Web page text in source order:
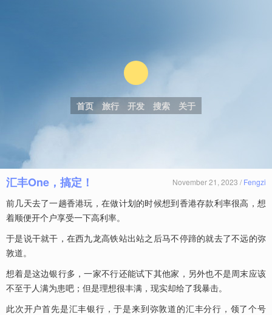
首页 旅行 开发 搜索 关于
汇丰One，搞定！ November 21, 2023 / Fengzi
前几天去了一趟香港玩，在做计划的时候想到香港存款利率很高，想
着顺便开个户享受一下高利率。
于是说干就干，在西九龙高铁站出站之后马不停蹄的就去了不远的弥
敦道。
想着是这边银行多，一家不行还能试下其他家，另外也不是周末应该
不至于人满为患吧；但是理想很丰满，现实却给了我暴击。
此次开户首先是汇丰银行，于是来到弥敦道的汇丰分行，领了个号